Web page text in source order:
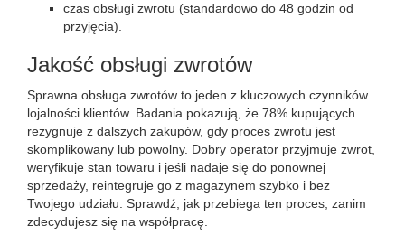
czas obsługi zwrotu (standardowo do 48 godzin od
przyjęcia).
Jakość obsługi zwrotów
Sprawna obsługa zwrotów to jeden z kluczowych czynników
lojalności klientów. Badania pokazują, że 78% kupujących
rezygnuje z dalszych zakupów, gdy proces zwrotu jest
skomplikowany lub powolny. Dobry operator przyjmuje zwrot,
weryfikuje stan towaru i jeśli nadaje się do ponownej
sprzedaży, reintegruje go z magazynem szybko i bez
Twojego udziału. Sprawdź, jak przebiega ten proces, zanim
zdecydujesz się na współpracę.